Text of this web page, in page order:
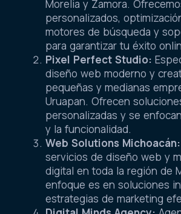
Morelia y Zamora.
personalizados,
motores de búsqueda y
para garantizar tu éxito
Pixel Perfect Studio:
diseño web moderno y
pequeñas y medianas
Uruapan. Ofrecen
personalizadas y se
y la funcionalidad.
Web Solutions Michoacán:
servicios de diseño web y
digital en toda la región de
enfoque es en soluciones
estrategias de marketing